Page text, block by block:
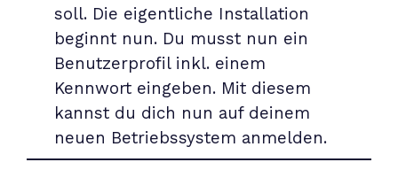
soll. Die eigentliche Installation
beginnt nun. Du musst nun ein
Benutzerprofil inkl. einem
Kennwort eingeben. Mit diesem
kannst du dich nun auf deinem
neuen Betriebssystem anmelden.